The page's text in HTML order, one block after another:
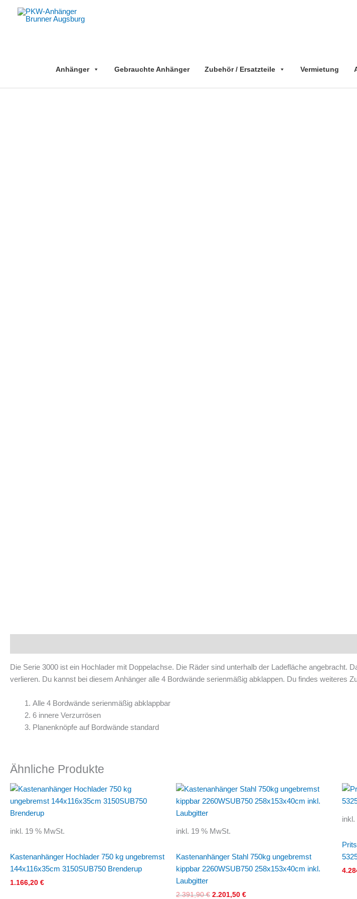
Anhänger Gebrauchte Anhänger Zubehör / Ersatzteile Vermietung
Die Serie 3000 ist ein Hochlader mit Doppelachse. Die Räder sind unterhalb der Ladefläche angebracht.
verlieren. Du kannst bei diesem Anhänger alle 4 Bordwände serienmäßig abklappen. Du findes weiteres
Alle 4 Bordwände serienmäßig abklappbar
6 innere Verzurrösen
Planenknöpfe auf Bordwände standard
Ähnliche Produkte
inkl. 19 % MwSt.
Kastenanhänger Hochlader 750 kg ungebremst
144x116x35cm 3150SUB750 Brenderup
1.166,20 €
inkl. 19 % MwSt.
Kastenanhänger Stahl 750kg ungebremst
kippbar 2260WSUB750 258x153x40cm inkl.
Laubgitter
2.391,90€
Ursprünglicher
Preis
war:
2.201,50 €
Aktueller
ist:
inkl.